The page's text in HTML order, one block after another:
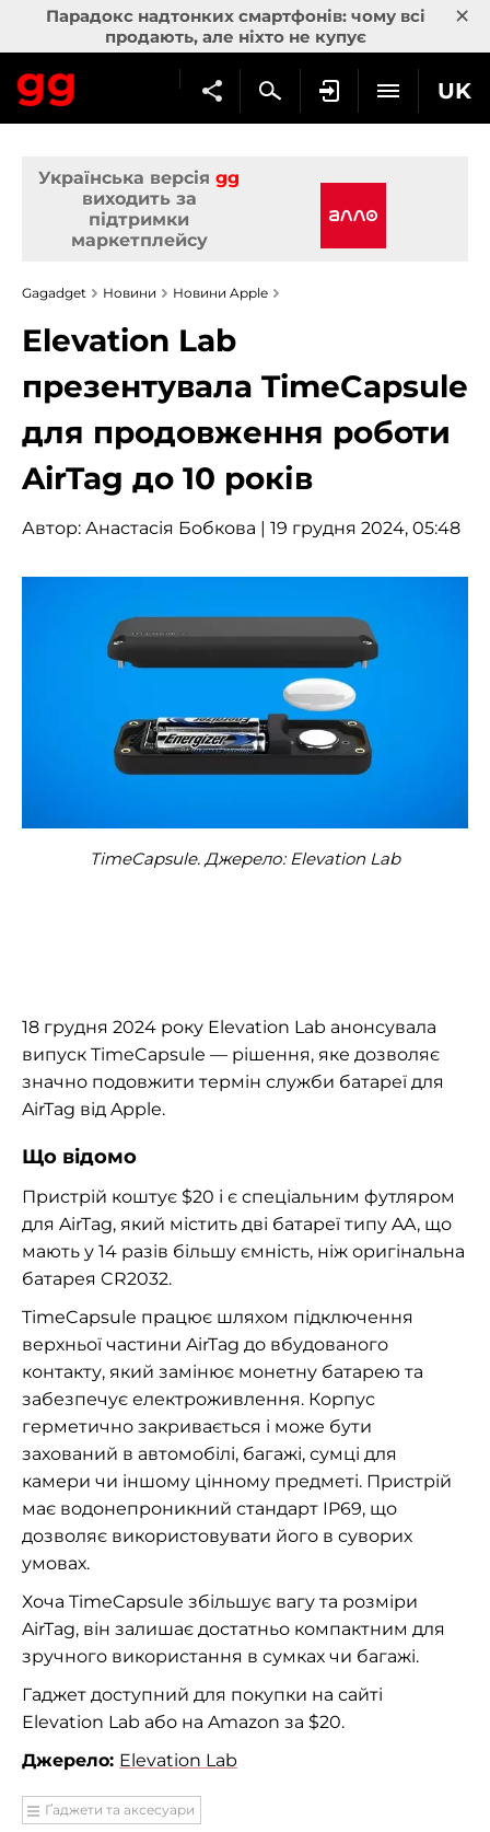
Парадокс надтонких смартфонів: чому всі
продають, але ніхто не купує
×
UK
Українська версія gg
виходить за
підтримки
маркетплейсу
Gagadget Новини Новини Apple
Elevation Lab
презентувала TimeCapsule
для продовження роботи
AirTag до 10 років
Автор: Анастасія Бобкова | 19 грудня 2024, 05:48
TimeCapsule. Джерело: Elevation Lab
18 грудня 2024 року Elevation Lab анонсувала
випуск TimeCapsule — рішення, яке дозволяє
значно подовжити термін служби батареї для
AirTag від Apple.
Що відомо
Пристрій коштує $20 і є спеціальним футляром
для AirTag, який містить дві батареї типу AA, що
мають у 14 разів більшу ємність, ніж оригінальна
батарея CR2032.
TimeCapsule працює шляхом підключення
верхньої частини AirTag до вбудованого
контакту, який замінює монетну батарею та
забезпечує електроживлення. Корпус
герметично закривається і може бути
захований в автомобілі, багажі, сумці для
камери чи іншому цінному предметі. Пристрій
має водонепроникний стандарт IP69, що
дозволяє використовувати його в суворих
умовах.
Хоча TimeCapsule збільшує вагу та розміри
AirTag, він залишає достатньо компактним для
зручного використання в сумках чи багажі.
Гаджет доступний для покупки на сайті
Elevation Lab або на Amazon за $20.
Джерело: Elevation Lab
Ґаджети та аксесуари